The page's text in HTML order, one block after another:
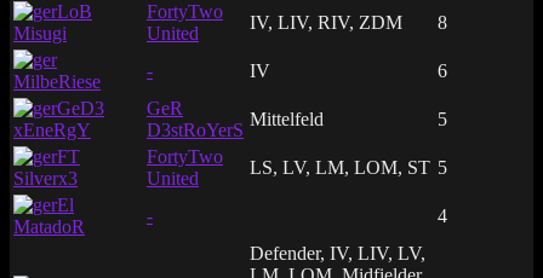
LoB
Misugi
FortyTwo
United
IV, LIV, RIV, ZDM 8
MilbeRiese
- IV
6
GeD3
xEneRgY
GeR
D3stRoYerS
Mittelfeld
5
FT
Silverx3
FortyTwo
United
LS, LV, LM, LOM, ST 5
El
MatadoR
- 4
Defender, IV, LIV, LV,